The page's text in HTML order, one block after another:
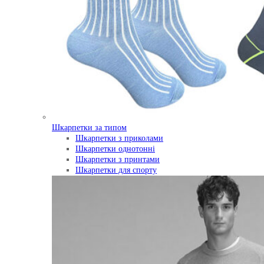
Шкарпетки за типом
Шкарпетки з приколами
Шкарпетки однотонні
Шкарпетки з принтами
Шкарпетки для спорту